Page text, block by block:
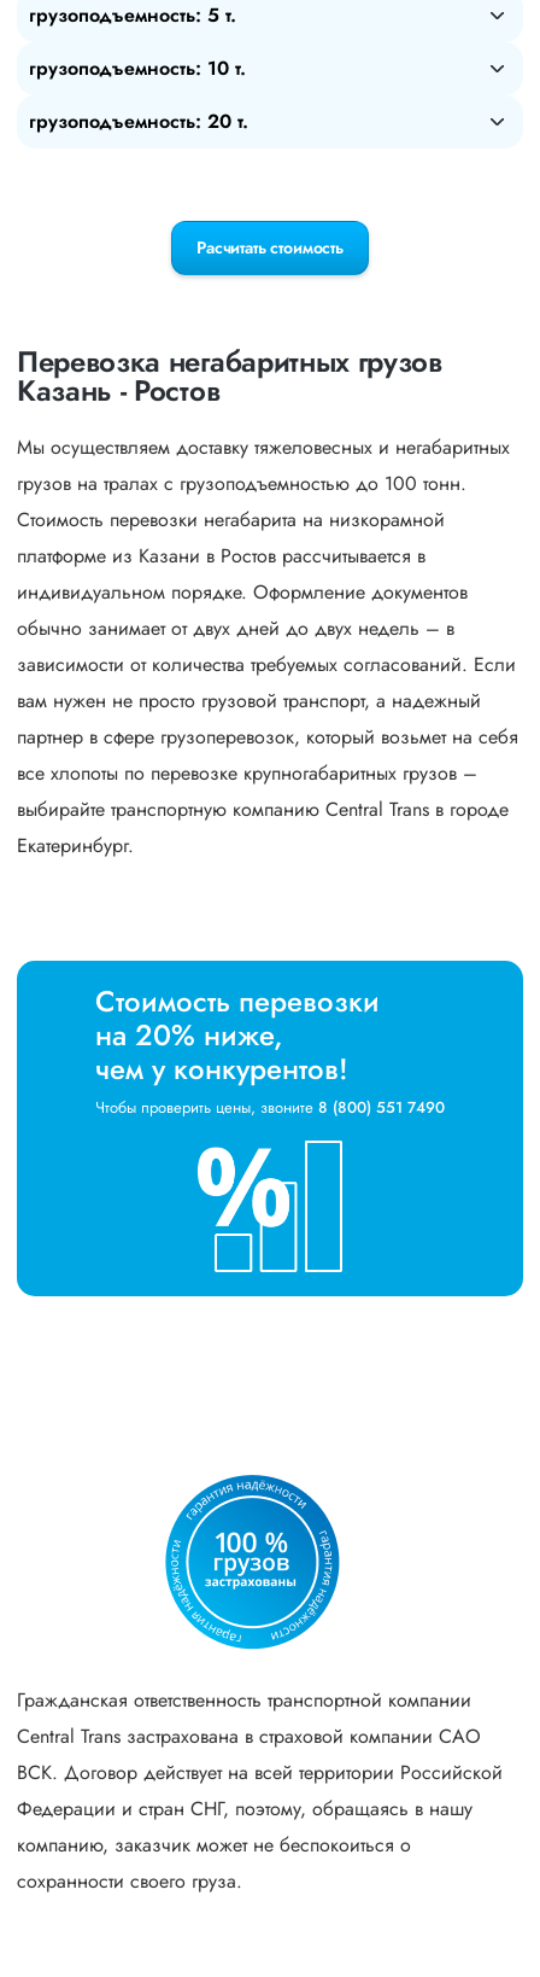
грузоподъемность: 5 т.
грузоподъемность: 10 т.
грузоподъемность: 20 т.
Расчитать стоимость
Перевозка негабаритных грузов
Казань - Ростов
Мы осуществляем доставку тяжеловесных и негабаритных
грузов на тралах с грузоподъемностью до 100 тонн.
Стоимость перевозки негабарита на низкорамной
платформе из Казани в Ростов рассчитывается в
индивидуальном порядке. Оформление документов
обычно занимает от двух дней до двух недель – в
зависимости от количества требуемых согласований. Если
вам нужен не просто грузовой транспорт, а надежный
партнер в сфере грузоперевозок, который возьмет на себя
все хлопоты по перевозке крупногабаритных грузов –
выбирайте транспортную компанию Central Trans в городе
Екатеринбург.
Стоимость перевозки
на 20% ниже,
чем у конкурентов!
Чтобы проверить цены, звоните 8 (800) 551 7490
Гражданская ответственность транспортной компании
Central Trans застрахована в страховой компании САО
ВСК. Договор действует на всей территории Российской
Федерации и стран СНГ, поэтому, обращаясь в нашу
компанию, заказчик может не беспокоиться о
сохранности своего груза.